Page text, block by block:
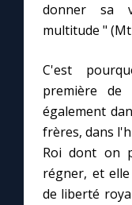
L'Évangile
Marie qui défait
Me consacrer à
Mes intentions
donner sa
multitude " (Mt
C'est
première de
également
frères, dans
Roi dont on
régner, et
de liberté